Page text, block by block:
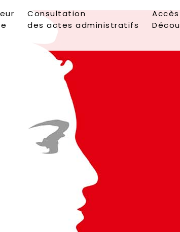
Consultation
des actes administratifs